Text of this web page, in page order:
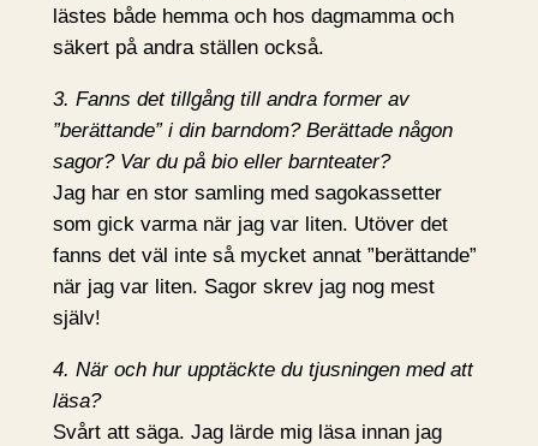
lästes både hemma och hos dagmamma och
säkert på andra ställen också.
3. Fanns det tillgång till andra former av
”berättande” i din barndom? Berättade någon
sagor? Var du på bio eller barnteater?
Jag har en stor samling med sagokassetter
som gick varma när jag var liten. Utöver det
fanns det väl inte så mycket annat ”berättande”
när jag var liten. Sagor skrev jag nog mest
själv!
4. När och hur upptäckte du tjusningen med att
läsa?
Svårt att säga. Jag lärde mig läsa innan jag